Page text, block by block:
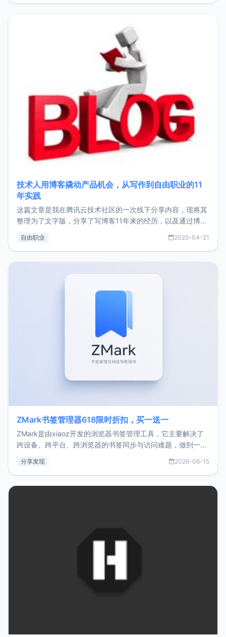
技术人用博客撬动产品机会，从写作到自由职业的11
年实践
这篇文章是我在腾讯云技术社区的一次线下分享内容，现将其
整理为了文字版，分享了写博客11年来的经历，以及通过博客
了我的首个产品ImgURL的真实数据和产品现状。自我介绍大
自由职业 2025-04-21
ZMark书签管理器618限时折扣，买一送一
ZMark是由xiaoz开发的浏览器书签管理工具，它主要解决了
跨设备、跨平台、跨浏览器的书签同步与访问难题，做到一处
用，让管理更高效。ZMark官网地址：
分享发现 2026-06-15